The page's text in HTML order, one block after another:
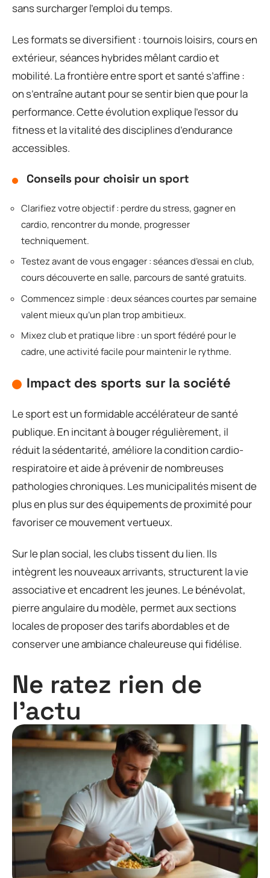
sans surcharger l’emploi du temps.
Les formats se diversifient : tournois loisirs, cours en
extérieur, séances hybrides mêlant cardio et
mobilité. La frontière entre sport et santé s’affine :
on s’entraîne autant pour se sentir bien que pour la
performance. Cette évolution explique l’essor du
fitness et la vitalité des disciplines d’endurance
accessibles.
Conseils pour choisir un sport
Clarifiez votre objectif : perdre du stress, gagner en
cardio, rencontrer du monde, progresser
techniquement.
Testez avant de vous engager : séances d’essai en club,
cours découverte en salle, parcours de santé gratuits.
Commencez simple : deux séances courtes par semaine
valent mieux qu’un plan trop ambitieux.
Mixez club et pratique libre : un sport fédéré pour le
cadre, une activité facile pour maintenir le rythme.
Impact des sports sur la société
Le sport est un formidable accélérateur de santé
publique. En incitant à bouger régulièrement, il
réduit la sédentarité, améliore la condition cardio-
respiratoire et aide à prévenir de nombreuses
pathologies chroniques. Les municipalités misent de
plus en plus sur des équipements de proximité pour
favoriser ce mouvement vertueux.
Sur le plan social, les clubs tissent du lien. Ils
intègrent les nouveaux arrivants, structurent la vie
associative et encadrent les jeunes. Le bénévolat,
pierre angulaire du modèle, permet aux sections
locales de proposer des tarifs abordables et de
conserver une ambiance chaleureuse qui fidélise.
Ne ratez rien de
l'actu